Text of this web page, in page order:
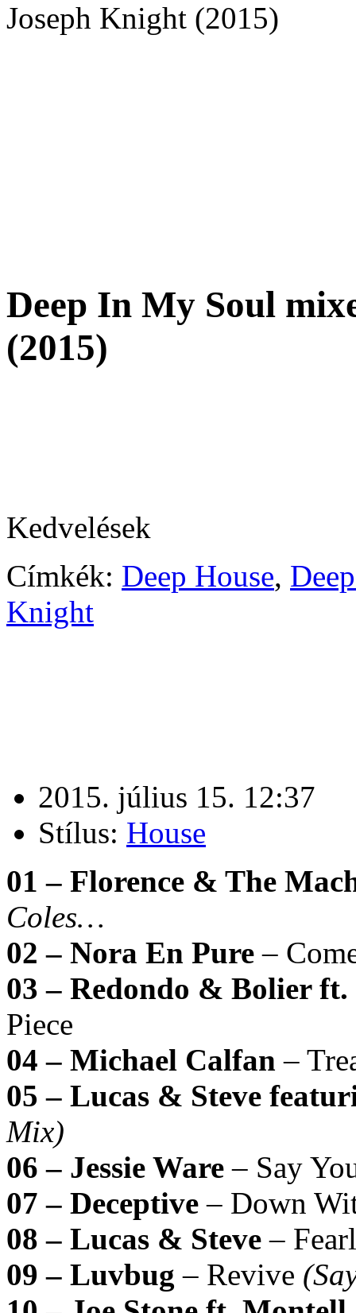
Joseph Knight (2015)
Deep In My Soul
(2015)
Kedvelések
Címkék: Deep House,
Knight
2015. július 15. 12:37
Stílus: House
01 – Florence & The
Coles…
02 – Nora En Pure –
03 – Redondo & Bolier ft.
Piece
04 – Michael Calfan –
05 – Lucas & Steve
Mix)
06 – Jessie Ware – Say
07 – Deceptive – Down
08 – Lucas & Steve –
09 – Luvbug – Revive